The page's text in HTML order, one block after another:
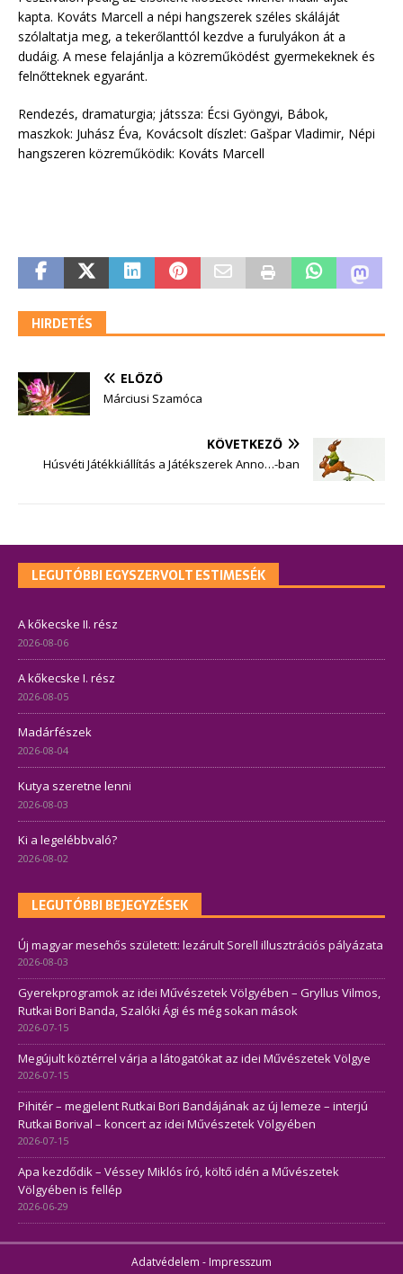
kapta. Kováts Marcell a népi hangszerek széles skáláját
szólaltatja meg, a tekerőlanttól kezdve a furulyákon át a
dudáig. A mese felajánlja a közreműködést gyermekeknek és
felnőtteknek egyaránt.
Rendezés, dramaturgia; játssza: Écsi Gyöngyi, Bábok,
maszkok: Juhász Éva, Kovácsolt díszlet: Gašpar Vladimir, Népi
hangszeren közreműködik: Kováts Marcell
HIRDETÉS
ELŐZŐ
Márciusi Szamóca
KÖVETKEZŐ
Húsvéti Játékkiállítás a Játékszerek Anno…-ban
LEGUTÓBBI EGYSZERVOLT ESTIMESÉK
A kőkecske II. rész
2026-08-06
A kőkecske I. rész
2026-08-05
Madárfészek
2026-08-04
Kutya szeretne lenni
2026-08-03
Ki a legelébbvaló?
2026-08-02
LEGUTÓBBI BEJEGYZÉSEK
Új magyar mesehős született: lezárult Sorell illusztrációs pályázata
2026-08-03
Gyerekprogramok az idei Művészetek Völgyében – Gryllus Vilmos,
Rutkai Bori Banda, Szalóki Ági és még sokan mások
2026-07-15
Megújult köztérrel várja a látogatókat az idei Művészetek Völgye
2026-07-15
Pihitér – megjelent Rutkai Bori Bandájának az új lemeze – interjú
Rutkai Borival – koncert az idei Művészetek Völgyében
2026-07-15
Apa kezdődik – Véssey Miklós író, költő idén a Művészetek
Völgyében is fellép
2026-06-29
Adatvédelem - Impresszum